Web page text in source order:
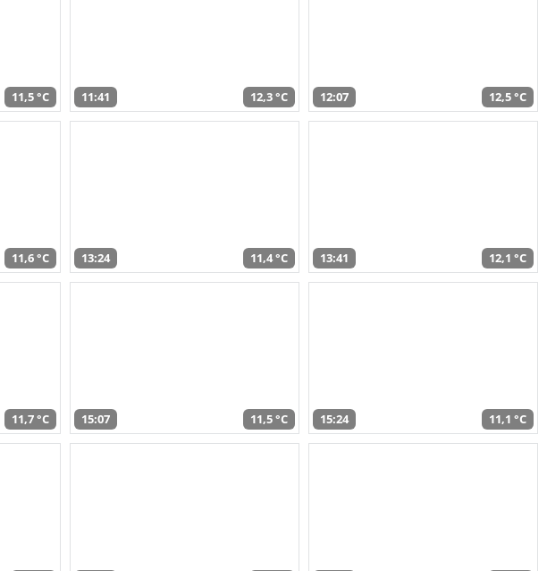
11,5 °C 11:41 12,3 °C 12:07 12,5 °C
11,6 °C 13:24 11,4 °C 13:41 12,1 °C
11,7 °C 15:07 11,5 °C 15:24 11,1 °C